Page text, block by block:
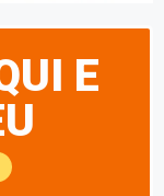
E